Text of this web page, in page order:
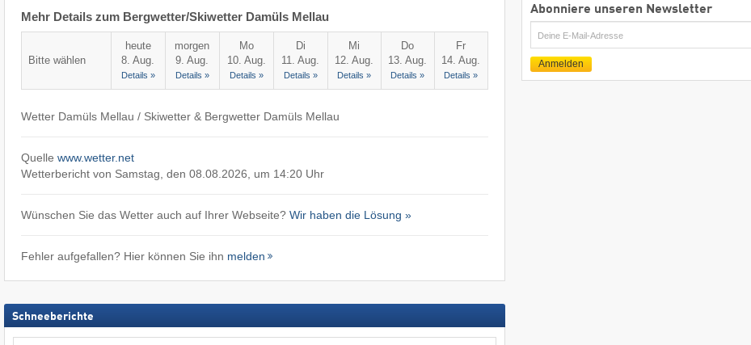
Mehr Details zum Bergwetter/Skiwetter Damüls Mellau
Bitte wählen
heute
8. Aug.
Details »
morgen
9. Aug.
Details »
Mo
10. Aug.
Details »
Di
11. Aug.
Details »
Mi
12. Aug.
Details »
Do
13. Aug.
Details »
Fr
14. Aug.
Details »
Wetter Damüls Mellau / Skiwetter & Bergwetter Damüls Mellau
Quelle www.wetter.net
Wetterbericht von Samstag, den 08.08.2026, um 14:20 Uhr
Wünschen Sie das Wetter auch auf Ihrer Webseite? Wir haben die Lösung »
Fehler aufgefallen? Hier können Sie ihn melden
Schneeberichte
Abonniere unseren Newsletter
E-
Mail
Anmelden